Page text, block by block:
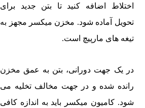
اختلاط اضافه کنید تا بتن جدید برای
تحویل آماده شود. مخزن میکسر مجهز به
تیغه های مارپیچ است.
در یک جهت دورانی، بتن به عمق مخزن
رانده شده و در جهت مخالف تخلیه می
شود. کامیون میکسر باید به اندازه کافی